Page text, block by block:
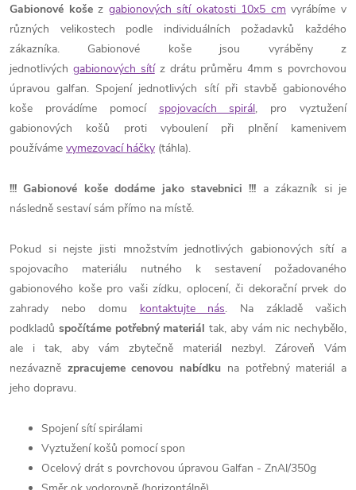
Gabionové košez gabionových sítí okatosti 10x5 cm vyrábíme v
různých velikostech podle individuálních požadavků každého
zákazníka. Gabionové koše jsou vyráběny z
jednotlivých gabionových sítíz drátu průměru 4mm s povrchovou
úpravou galfan. Spojení jednotlivých sítí při stavbě gabionového
koše provádíme pomocí spojovacích spirál, pro vyztužení
gabionových košů proti vyboulení při plnění kamenivem
používáme vymezovací háčky (táhla).
!!!Gabionové koše dodáme jako stavebnici !!! a zákazník si je
následně sestaví sám přímo na místě.
Pokud si nejste jisti množstvím jednotlivých gabionových sítí a
spojovacího materiálu nutného k sestavení požadovaného
gabionového koše pro vaši zídku, oplocení, či dekorační prvek do
zahrady nebo domu kontaktujte nás. Na základě vašich
podkladů spočítáme potřebný materiál tak, aby vám nic nechybělo,
ale i tak, aby vám zbytečně materiál nezbyl. Zároveň Vám
nezávazně zpracujeme cenovou nabídku na potřebný materiál a
jeho dopravu.
Spojení sítí spirálami
Vyztužení košů pomocí spon
Ocelový drát s povrchovou úpravou Galfan - ZnAl/350g